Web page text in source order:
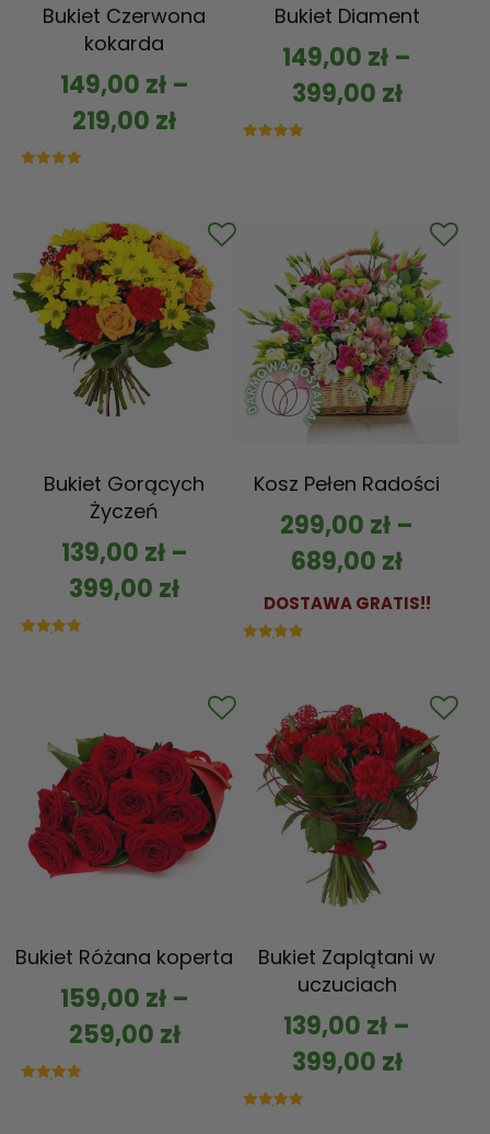
Bukiet Czerwona
kokarda
149,00 zł–
219,00 zł
Bukiet Diament
149,00 zł –
399,00 zł
Bukiet Gorących
Życzeń
139,00 zł–
399,00 zł
Kosz Pełen Radości
299,00 zł –
689,00 zł
DOSTAWA GRATIS!!
Bukiet Różana koperta
159,00 zł–
259,00 zł
Bukiet Zaplątani w
uczuciach
139,00 zł –
399,00 zł